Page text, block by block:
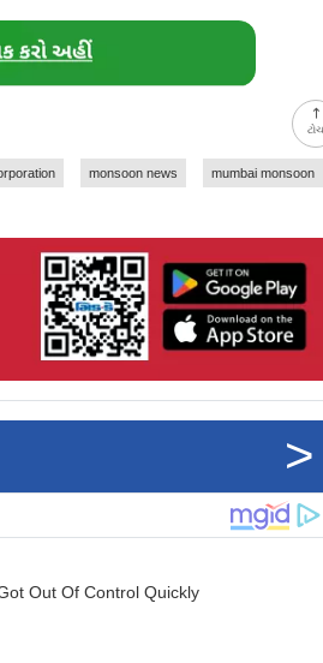
monsoon news mumbai monsoon
>